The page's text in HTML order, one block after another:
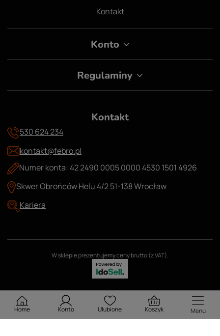
Kontakt
Konto
Regulaminy
Kontakt
530 624 234
kontakt@febro.pl
Numer konta: 42 2490 0005 0000 4530 1501 4926
Skwer Obrońców Helu 4/2 51-138 Wrocław
Kariera
W sklepie prezentujemy ceny brutto (z VAT).
Home Konto Ulubione Koszyk Menu